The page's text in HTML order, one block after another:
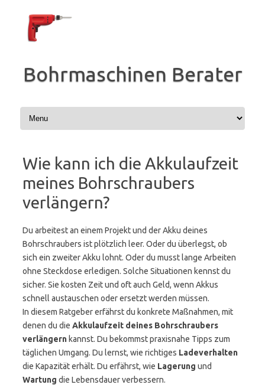
springen
Bohrmaschinen Berater
Wie kann ich die Akkulaufzeit
meines Bohrschraubers
verlängern?
Du arbeitest an einem Projekt und der Akku deines
Bohrschraubers ist plötzlich leer. Oder du überlegst, ob
sich ein zweiter Akku lohnt. Oder du musst lange Arbeiten
ohne Steckdose erledigen. Solche Situationen kennst du
sicher. Sie kosten Zeit und oft auch Geld, wenn Akkus
schnell austauschen oder ersetzt werden müssen.
In diesem Ratgeber erfährst du konkrete Maßnahmen, mit
denen du die Akkulaufzeit deines Bohrschraubers
verlängern kannst. Du bekommst praxisnahe Tipps zum
täglichen Umgang. Du lernst, wie richtiges Ladeverhalten
die Kapazität erhält. Du erfährst, wie Lagerung und
Wartung die Lebensdauer verbessern.